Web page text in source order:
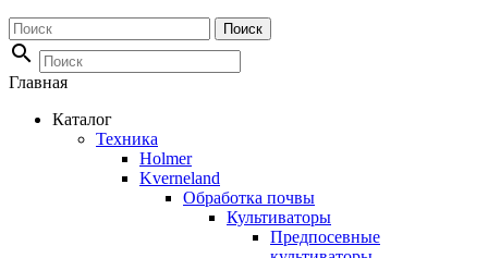
Поиск
search
Главная
Каталог
Техника
Holmer
Kverneland
Обработка почвы
Культиваторы
Предпосевные